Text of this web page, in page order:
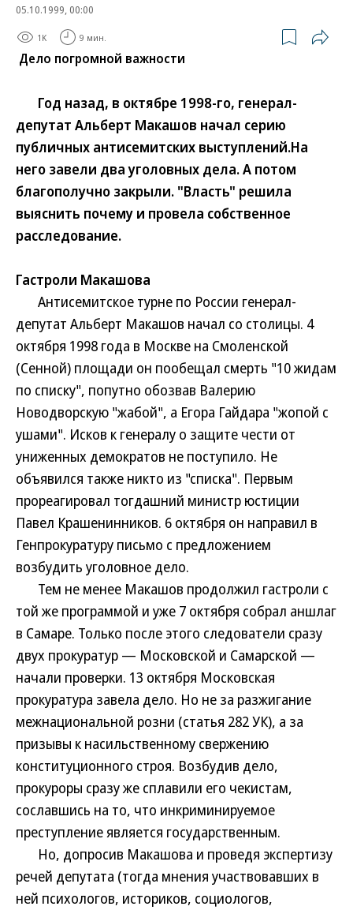
05.10.1999, 00:00
1K 9 мин.
Дело погромной важности
Год назад, в октябре 1998-го, генерал-
депутат Альберт Макашов начал серию
публичных антисемитских выступлений.На
него завели два уголовных дела. А потом
благополучно закрыли. "Власть" решила
выяснить почему и провела собственное
расследование.
Гастроли Макашова
Антисемитское турне по России генерал-
депутат Альберт Макашов начал со столицы. 4
октября 1998 года в Москве на Смоленской
(Сенной) площади он пообещал смерть "10 жидам
по списку", попутно обозвав Валерию
Новодворскую "жабой", а Егора Гайдара "жопой с
ушами". Исков к генералу о защите чести от
униженных демократов не поступило. Не
объявился также никто из "списка". Первым
прореагировал тогдашний министр юстиции
Павел Крашенинников. 6 октября он направил в
Генпрокуратуру письмо с предложением
возбудить уголовное дело.
Тем не менее Макашов продолжил гастроли с
той же программой и уже 7 октября собрал аншлаг
в Самаре. Только после этого следователи сразу
двух прокуратур — Московской и Самарской —
начали проверки. 13 октября Московская
прокуратура завела дело. Но не за разжигание
межнациональной розни (статья 282 УК), а за
призывы к насильственному свержению
конституционного строя. Возбудив дело,
прокуроры сразу же сплавили его чекистам,
сославшись на то, что инкриминируемое
преступление является государственным.
Но, допросив Макашова и проведя экспертизу
речей депутата (тогда мнения участвовавших в
ней психологов, историков, социологов,